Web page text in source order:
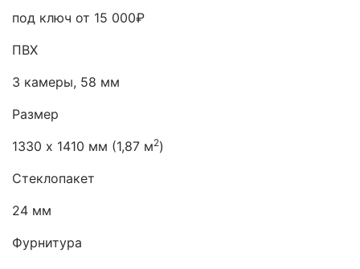
под ключ от 15 000₽
ПВХ
3 камеры, 58 мм
Размер
1330 х 1410 мм (1,87 м2)
Стеклопакет
24 мм
Фурнитура